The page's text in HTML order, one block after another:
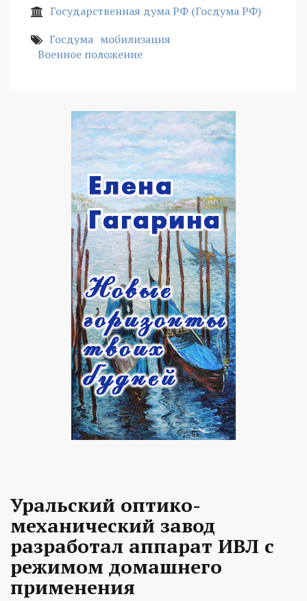
Государственная дума РФ (Госдума РФ)
Госдума мобилизация
Военное положение
Уральский оптико-
механический завод
разработал аппарат ИВЛ с
режимом домашнего
применения